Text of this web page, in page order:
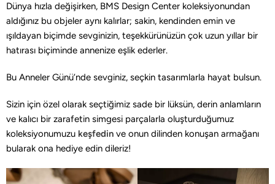
Dünya hızla değişirken, BMS Design Center koleksiyonundan
aldığınız bu objeler aynı kalırlar; sakin, kendinden emin ve
ışıldayan biçimde sevginizin, teşekkürünüzün çok uzun yıllar bir
hatırası biçiminde annenize eşlik ederler.
Bu Anneler Günü’nde sevginiz, seçkin tasarımlarla hayat bulsun.
Sizin için özel olarak seçtiğimiz sade bir lüksün, derin anlamların
ve kalıcı bir zarafetin simgesi parçalarla oluşturduğumuz
koleksiyonumuzu keşfedin ve onun dilinden konuşan armağanı
bularak ona hediye edin dileriz!